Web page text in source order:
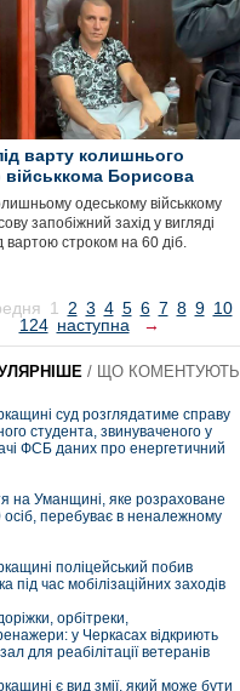
варту колишнього
військкома Борисова
одеському військкому
запобіжний захід у вигляді
вартою строком на 60 діб.
1 2 3 4 5 6 7 8 9 10
124 наступна →
/ ЩО КОМЕНТУЮТЬ
суд розглядатиме справу
студента, звинуваченого у
ФСБ даних про енергетичний
на Уманщині, яке розраховане
осіб, перебуває в неналежному
поліцейський побив
під час мобілізаційних заходів
доріжки, орбітреки,
у Черкасах відкриють
для реабілітації ветеранів
є вид змії, який може бути